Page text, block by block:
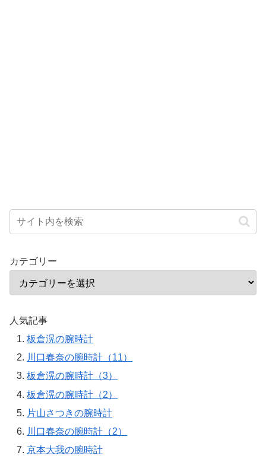
カテゴリー
人気記事
板倉滉の腕時計
川口春奈の腕時計（11）
板倉滉の腕時計（3）
板倉滉の腕時計（2）
片山さつきの腕時計
川口春奈の腕時計（2）
京本大我の腕時計